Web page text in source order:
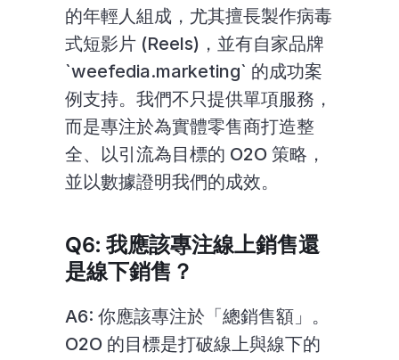
的年輕人組成，尤其擅長製作病毒
式短影片 (Reels)，並有自家品牌
`weefedia.marketing` 的成功案
例支持。我們不只提供單項服務，
而是專注於為實體零售商打造整
全、以引流為目標的 O2O 策略，
並以數據證明我們的成效。
Q6: 我應該專注線上銷售還
是線下銷售？
A6: 你應該專注於「總銷售額」。
O2O 的目標是打破線上與線下的